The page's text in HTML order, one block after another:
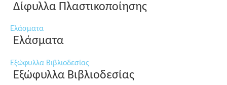
Δίφυλλα Πλαστικοποίησης
Ελάσματα
Ελάσματα
Εξώφυλλα Βιβλιοδεσίας
Εξώφυλλα Βιβλιοδεσίας